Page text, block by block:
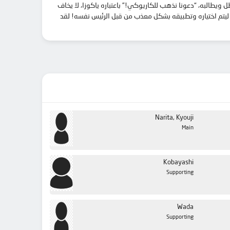
“دعونا نذهب للكاريوكي!” باعتباره ياكوزا، لا يخاف
اختياره وتطبيقه بشكل معذب من قبل الرئيس نفسه! لقد
Narita, Kyouji
Main
Kobayashi
Supporting
Wada
Supporting